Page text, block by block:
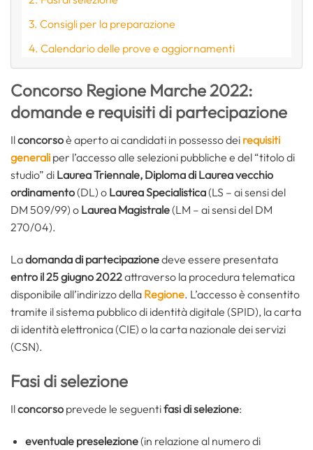
Consigli per la preparazione
Calendario delle prove e aggiornamenti
Concorso Regione Marche 2022:
domande e requisiti di partecipazione
Ilconcorsoè aperto ai candidati in possesso dei requisiti
generali per l’accesso alle selezioni pubbliche e del “titolo di
studio” di Laurea Triennale, Diploma di Laurea vecchio
ordinamento(DL) o Laurea Specialistica(LS – ai sensi del
DM 509/99) o Laurea Magistrale(LM – ai sensi del DM
270/04).
Ladomanda di partecipazionedeve essere presentata
entro il 25 giugno 2022attraverso la procedura telematica
disponibile all’indirizzo della Regione. L’accesso è consentito
tramite il sistema pubblico di identità digitale (SPID), la carta
di identità elettronica (CIE) o la carta nazionale dei servizi
(CSN).
Fasi di selezione
Ilconcorso prevede le seguentifasi di selezione:
eventuale preselezione(in relazione al numero di